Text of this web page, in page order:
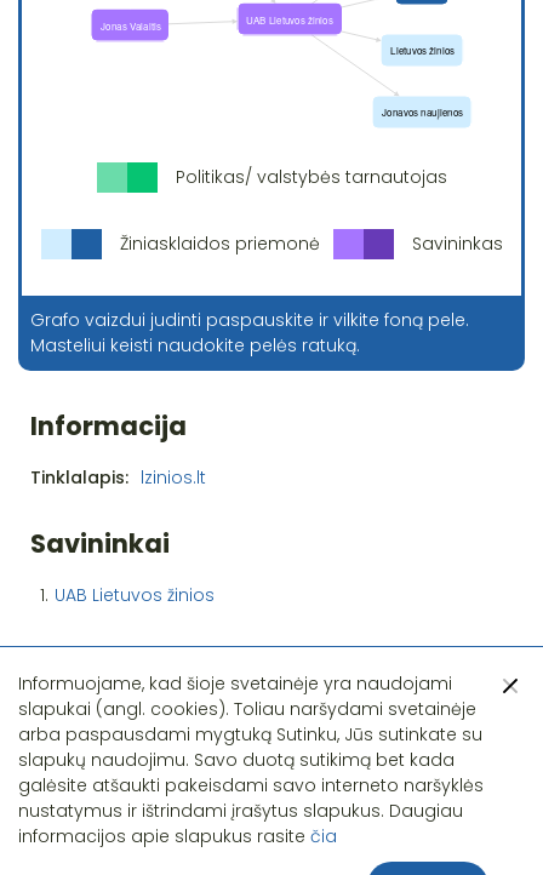
Politikas/ valstybės tarnautojas
Žiniasklaidos priemonė Savininkas
Grafo vaizdui judinti paspauskite ir vilkite foną pele.
Masteliui keisti naudokite pelės ratuką.
Informacija
Tinklalapis: lzinios.lt
Savininkai
1. UAB Lietuvos žinios
Pastebėjote klaidą?
Informuojame, kad šioje svetainėje yra naudojami
slapukai (angl. cookies). Toliau naršydami svetainėje
arba paspausdami mygtuką Sutinku, Jūs sutinkate su
slapukų naudojimu. Savo duotą sutikimą bet kada
galėsite atšaukti pakeisdami savo interneto naršyklės
nustatymus ir ištrindami įrašytus slapukus. Daugiau
informacijos apie slapukus rasite čia